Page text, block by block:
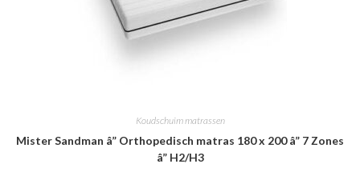
Koudschuim matrassen
Mister Sandman â” Orthopedisch matras 180 x 200 â” 7 Zones
â” H2/H3